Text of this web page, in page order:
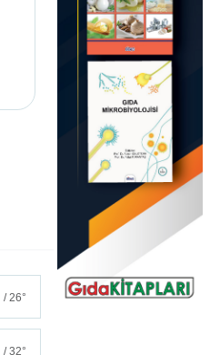
/ 26°
/ 32°